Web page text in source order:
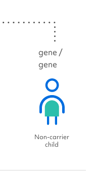
gene /
gene
Non-carrier
child